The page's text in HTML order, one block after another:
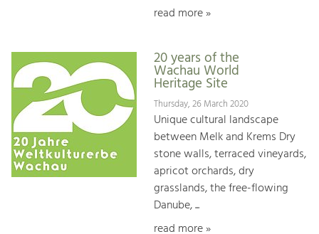
read more »
20 years of the
Wachau World
Heritage Site
Thursday, 26 March 2020
Unique cultural landscape
between Melk and Krems Dry
stone walls, terraced vineyards,
apricot orchards, dry
grasslands, the free-flowing
Danube, ...
read more »